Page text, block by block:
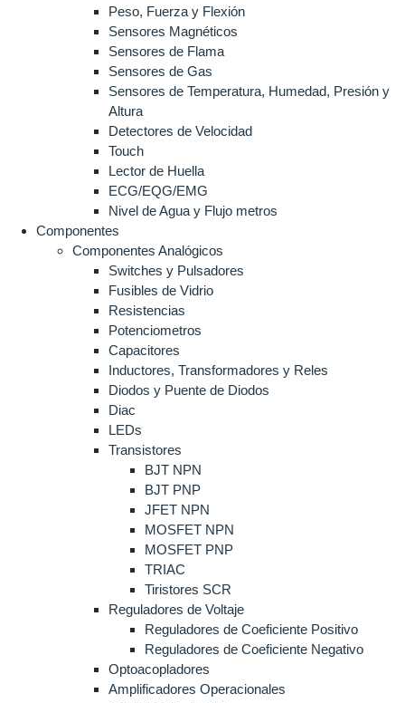
Peso, Fuerza y Flexión
Sensores Magnéticos
Sensores de Flama
Sensores de Gas
Sensores de Temperatura, Humedad, Presión y
Altura
Detectores de Velocidad
Touch
Lector de Huella
ECG/EQG/EMG
Nivel de Agua y Flujo metros
Componentes
Componentes Analógicos
Switches y Pulsadores
Fusibles de Vidrio
Resistencias
Potenciometros
Capacitores
Inductores, Transformadores y Reles
Diodos y Puente de Diodos
Diac
LEDs
Transistores
BJT NPN
BJT PNP
JFET NPN
MOSFET NPN
MOSFET PNP
TRIAC
Tiristores SCR
Reguladores de Voltaje
Reguladores de Coeficiente Positivo
Reguladores de Coeficiente Negativo
Optoacopladores
Amplificadores Operacionales